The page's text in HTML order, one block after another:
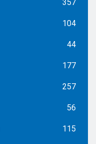
357
104
44
177
257
56
115